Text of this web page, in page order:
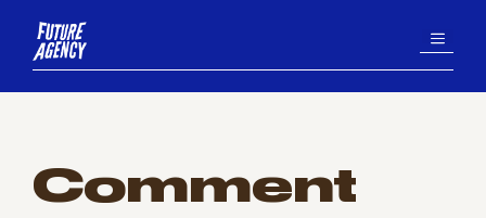
contenu
MENU
Comment